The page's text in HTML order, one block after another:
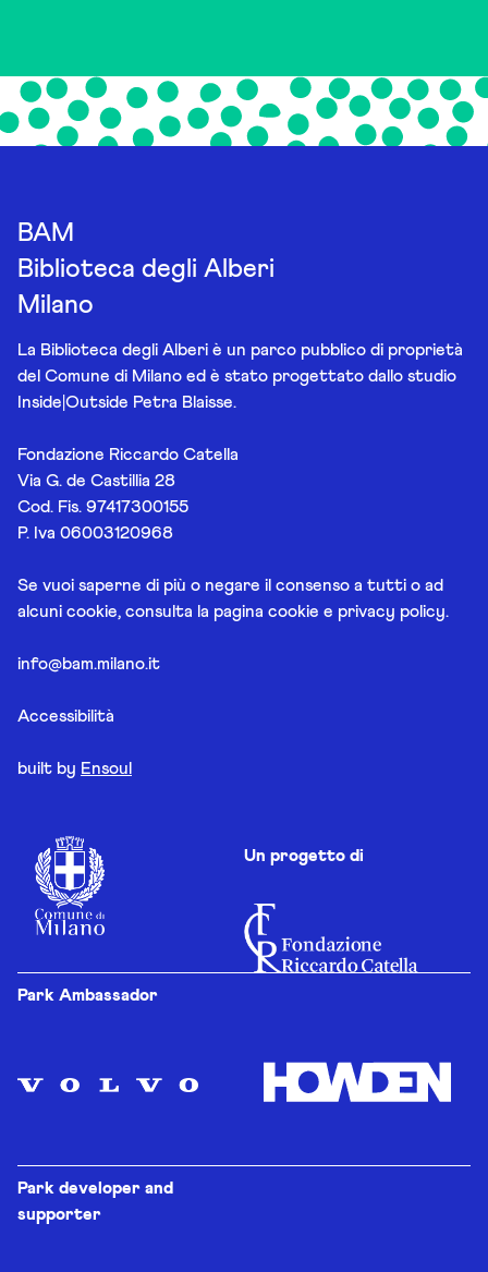
BAM
Biblioteca degli Alberi
Milano
La Biblioteca degli Alberi è un parco pubblico di proprietà
del Comune di Milano ed è stato progettato dallo studio
Inside|Outside Petra Blaisse.
Fondazione Riccardo Catella
Via G. de Castillia 28
Cod. Fis. 97417300155
P. Iva 06003120968
Se vuoi saperne di più o negare il consenso a tutti o ad
alcuni cookie, consulta la pagina cookie e privacy policy.
info@bam.milano.it
Accessibilità
built by Ensoul
Un progetto di
Park Ambassador
Park developer and
supporter